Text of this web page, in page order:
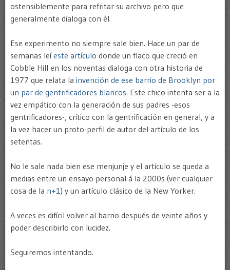
ostensiblemente para refritar su archivo pero que
generalmente dialoga con él.
Ese experimento no siempre sale bien. Hace un par de
semanas leíeste artículo donde un flaco que creció en
Cobble Hill en los noventas dialoga con otra historia de
1977 que relata la invención de ese barrio de Brooklyn por
un par de gentrificadores blancos. Este chico intenta ser a la
vez empático con la generación de sus padres -esos
gentrificadores-, crítico con la gentrificación en general, y a
la vez hacer un proto-perfil de autor del artículo de los
setentas.
No le sale nada bien ese menjunje y el artículo se queda a
medias entre un ensayo personal á la 2000s (ver cualquier
cosa de la n+1 ) y un artículo clásico de la New Yorker.
A veces es difícil volver al barrio después de veinte años y
poder describirlo con lucidez.
Seguiremos intentando.